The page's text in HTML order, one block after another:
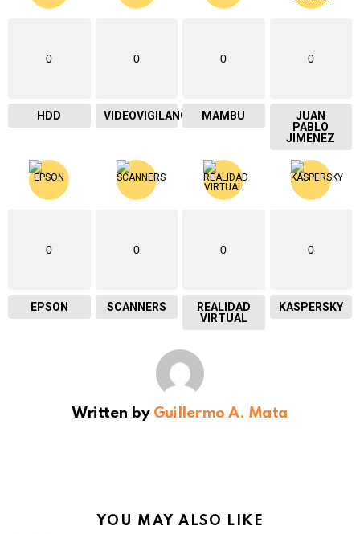
0
HDD
0
VIDEOVIGILANCIA
0
MAMBU
0
JUAN
PABLO
JIMENEZ
0
EPSON
0
SCANNERS
0
REALIDAD
VIRTUAL
0
KASPERSKY
Written by Guillermo A. Mata
YOU MAY ALSO LIKE